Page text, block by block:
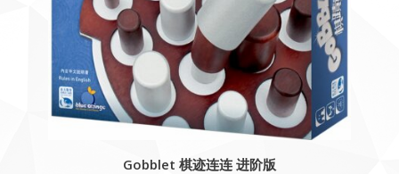
Gobblet 棋迹连连 进阶版